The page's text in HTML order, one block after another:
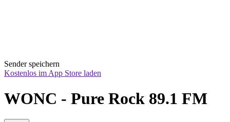
Sender speichern
Kostenlos im App Store laden
WONC - Pure Rock 89.1 FM